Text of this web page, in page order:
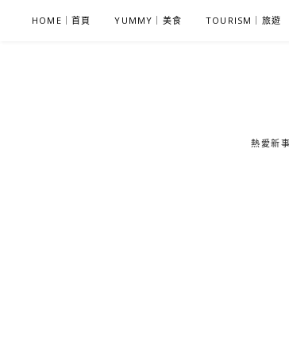
HOME｜首頁 YUMMY｜美食 TOURISM｜旅遊
熱愛新